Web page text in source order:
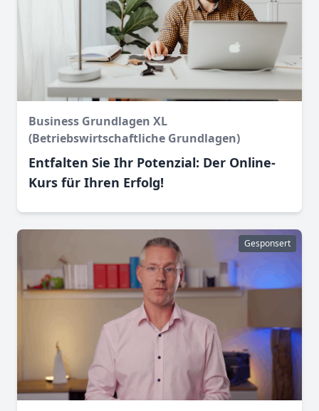
Business Grundlagen XL
(Betriebswirtschaftliche Grundlagen)
Entfalten Sie Ihr Potenzial: Der Online-
Kurs für Ihren Erfolg!
Gesponsert